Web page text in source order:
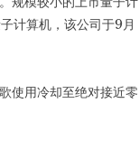
计算机，该公司于9月
使用冷却至绝对接近零